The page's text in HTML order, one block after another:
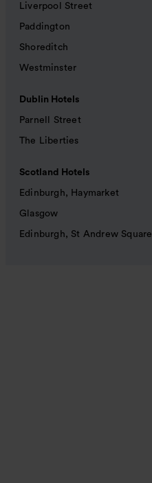
Liverpool Street
Paddington
Shoreditch
Westminster
Dublin Hotels
Parnell Street
The Liberties
Scotland Hotels
Edinburgh, Haymarket
Glasgow
Edinburgh, St Andrew Square